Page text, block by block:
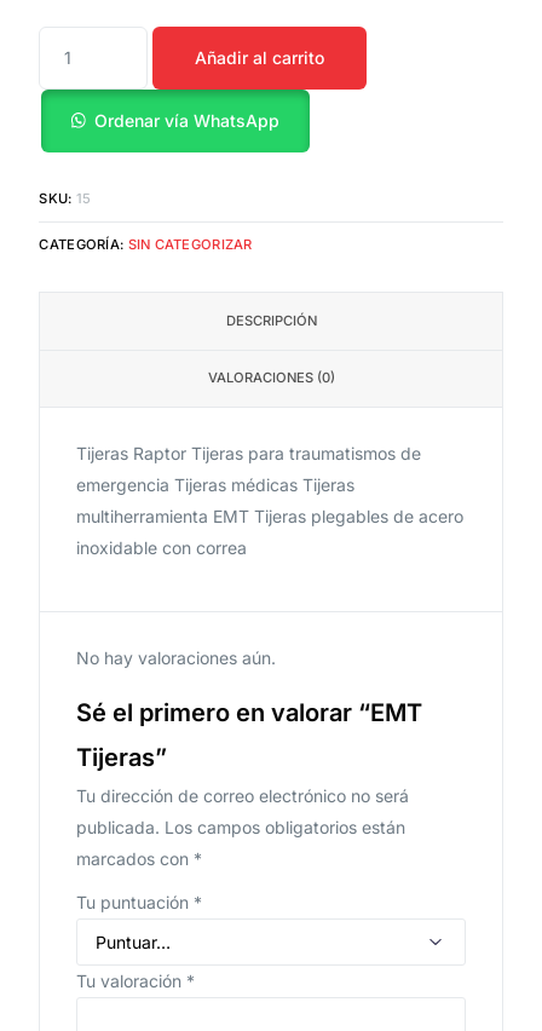
Añadir al carrito
Ordenar vía WhatsApp
SKU: 15
CATEGORÍA: SIN CATEGORIZAR
DESCRIPCIÓN
VALORACIONES (0)
Tijeras Raptor Tijeras para traumatismos de
emergencia Tijeras médicas Tijeras
multiherramienta EMT Tijeras plegables de acero
inoxidable con correa
No hay valoraciones aún.
Sé el primero en valorar “EMT
Tijeras”
Tu dirección de correo electrónico no será
publicada. Los campos obligatorios están
marcados con *
Tu puntuación *
Tu valoración *